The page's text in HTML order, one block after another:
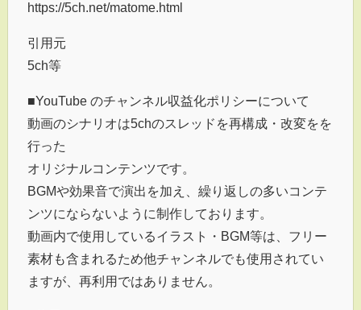
https://5ch.net/matome.html
引用元
5ch等
■YouTube のチャンネル収益化ポリシーについて
動画のシナリオは5chのスレッドを再構成・改変をを
行った
オリジナルコンテンツです。
BGMや効果音で演出を加え、繰り返しの多いコンテ
ンツにならないように制作しております。
動画内で使用しているイラスト・BGM等は、フリー
素材も含まれるため他チャンネルでも使用されてい
ますが、再利用ではありません。